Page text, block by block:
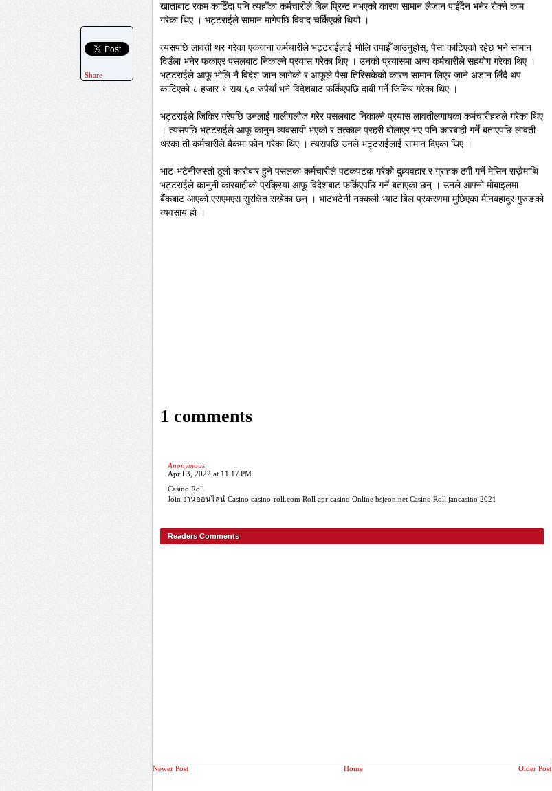
खाताबाट रकम काटिँदा पनि त्यहाँका कर्मचारीले बिल प्रिन्ट नभएको कारण सामान लैजान पाईँदैन भनेर रोक्ने काम
गरेका थिए । भट्टराईले सामान मागेपछि विवाद चर्किएको थियो ।
त्यसपछि लावती थर गरेका एकजना कर्मचारीले भट्टराईलाई भोलि तपाईँ आउनुहोस्, पैसा काटिएको रहेछ भने सामान
दिउँला भनेर फकाएर पसलबाट निकाल्ने प्रयास गरेका थिए । उनको प्रयासमा अन्य कर्मचारीले सहयोग गरेका थिए ।
भट्टराईले आफू भोलि नै विदेश जान लागेको र आफूले पैसा तिरिसकेको कारण सामान लिएर जाने अडान लिँदै थप
काटिएको ८ हजार ९ सय ६० रुपैयाँ भने विदेशबाट फर्किएपछि दाबी गर्ने जिकिर गरेका थिए ।
भट्टराईले जिकिर गरेपछि उनलाई गालीगलौज गरेर पसलबाट निकाल्ने प्रयास लावतीलगायका कर्मचारीहरुले गरेका थिए
। त्यसपछि भट्टराईले आफू कानुन व्यवसायी भएको र तत्काल प्रहरी बोलाएर भए पनि कारबाही गर्ने बताएपछि लावती
थरका ती कर्मचारीले बैंकमा फोन गरेका थिए । त्यसपछि उनले भट्टराईलाई सामान दिएका थिए ।
भाट-भटेनीजस्तो ठूलो कारोबार हुने पसलका कर्मचारीले पटकपटक गरेको दुव्र्यवहार र ग्राहक ठगी गर्ने मेसिन राख्नेमाथि
भट्टराईले कानुनी कारबाहीको प्रक्रिया आफू विदेशबाट फर्किएपछि गर्ने बताएका छन् । उनले आफ्नो मोबाइलमा
बैंकबाट आएको एसएमएस सुरक्षित राखेका छन् । भाटभटेनी नक्कली भ्याट बिल प्रकरणमा मुछिएका मीनबहादुर गुरुङको
व्यवसाय हो ।
1 comments
Anonymous
April 3, 2022 at 11:17 PM
Casino Roll
‎Join งานออนไลน์ Casino casino-roll.com Roll apr casino Online bsjeon.net Casino Roll jancasino 2021
Readers Comments
Newer Post Older Post
Home
Share